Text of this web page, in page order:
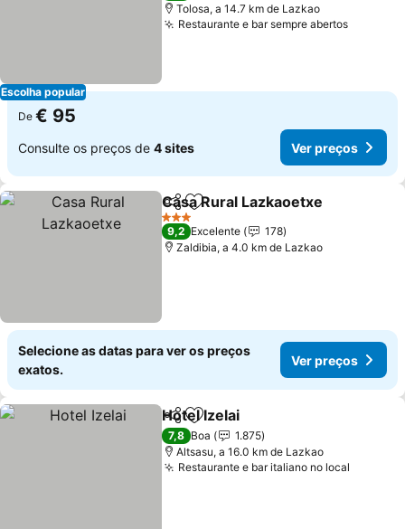
Escolha popular
Tolosa, a 14.7 km de Lazkao
Restaurante e bar sempre abertos
De € 95
Consulte os preços de 4 sites Ver preços
PartilharAdicionar aos favoritos
Casa Rural Lazkaoetxe
3 Estrelas
9,2 Excelente
178
Zaldibia, a 4.0 km de Lazkao
Selecione as datas para ver os preços
exatos.
Ver preços
PartilharAdicionar aos favoritos
Hotel Izelai
7,8 Boa
1.875
Altsasu, a 16.0 km de Lazkao
Restaurante e bar italiano no local